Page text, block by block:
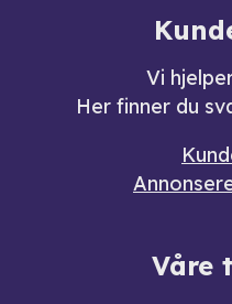
Vi
Her finner du
Våre